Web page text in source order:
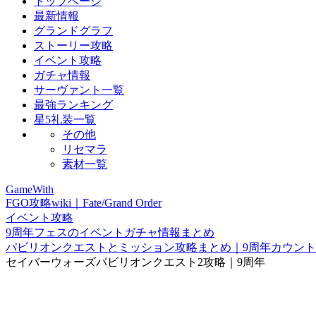
最新情報
グランドグラフ
ストーリー攻略
イベント攻略
ガチャ情報
サーヴァント一覧
最強ランキング
星5礼装一覧
その他
リセマラ
素材一覧
GameWith
FGO攻略wiki｜Fate/Grand Order
イベント攻略
9周年フェスのイベントガチャ情報まとめ
パビリオンクエストとミッション攻略まとめ｜9周年カウン
セイバーウォーズパビリオンクエスト2攻略｜9周年